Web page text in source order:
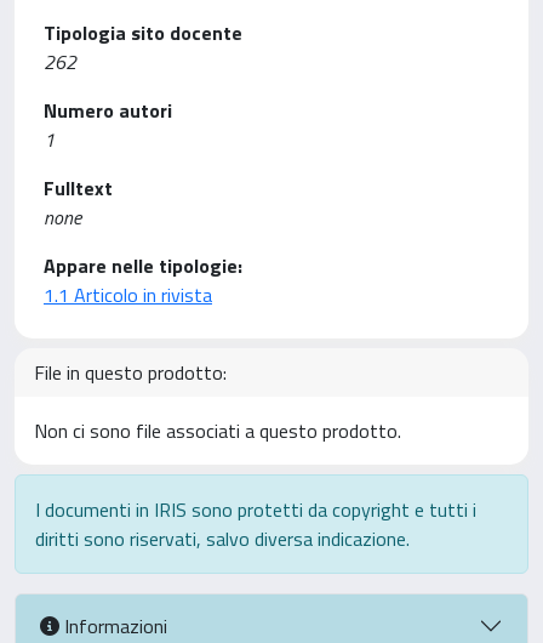
Tipologia sito docente
262
Numero autori
1
Fulltext
none
Appare nelle tipologie:
1.1 Articolo in rivista
File in questo prodotto:
Non ci sono file associati a questo prodotto.
I documenti in IRIS sono protetti da copyright e tutti i
diritti sono riservati, salvo diversa indicazione.
Informazioni